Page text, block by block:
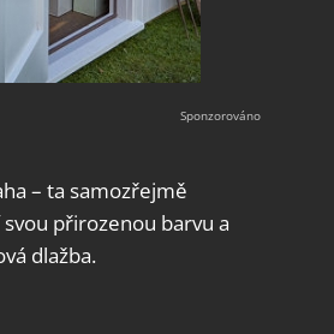
– ta samozřejmě
přirozenou barvu a
dlažba.